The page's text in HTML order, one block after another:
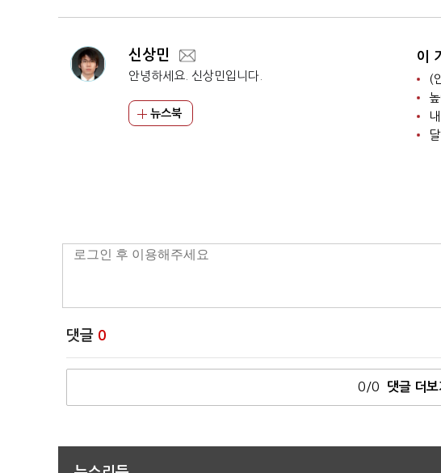
신상민
안녕하세요. 신상민입니다.
뉴스북
이
(
댓글 0
0/0 댓글 더보